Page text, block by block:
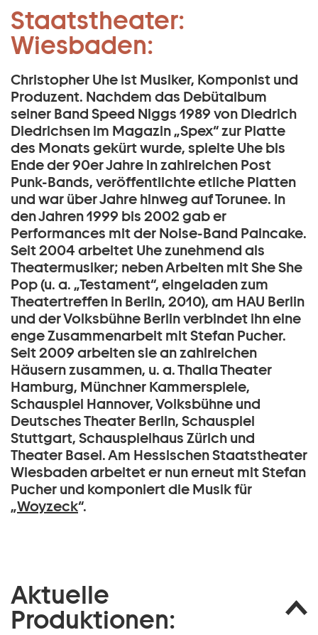
Zum Hauptinhalt springen
Zum Footer springen
Staatstheater:
Wiesbaden:
Musik/Komposition:
Christopher Uhe:
Christopher Uhe ist Musiker, Komponist und
Produzent. Nachdem das Debütalbum
seiner Band Speed Niggs 1989 von Diedrich
Diedrichsen im Magazin „Spex“ zur Platte
des Monats gekürt wurde, spielte Uhe bis
Ende der 90er Jahre in zahlreichen Post
Punk-Bands, veröffentlichte etliche Platten
und war über Jahre hinweg auf Torunee. In
den Jahren 1999 bis 2002 gab er
Performances mit der Noise-Band Paincake.
Seit 2004 arbeitet Uhe zunehmend als
Theatermusiker; neben Arbeiten mit She She
Pop (u. a. „Testament“, eingeladen zum
Theatertreffen in Berlin, 2010), am HAU Berlin
und der Volksbühne Berlin verbindet ihn eine
enge Zusammenarbeit mit Stefan Pucher.
Seit 2009 arbeiten sie an zahlreichen
Häusern zusammen, u. a. Thalia Theater
Hamburg, Münchner Kammerspiele,
Schauspiel Hannover, Volksbühne und
Deutsches Theater Berlin, Schauspiel
Stuttgart, Schauspielhaus Zürich und
Theater Basel. Am Hessischen Staatstheater
Wiesbaden arbeitet er nun erneut mit Stefan
Pucher und komponiert die Musik für
„Woyzeck“.
Aktuelle
Produktionen: